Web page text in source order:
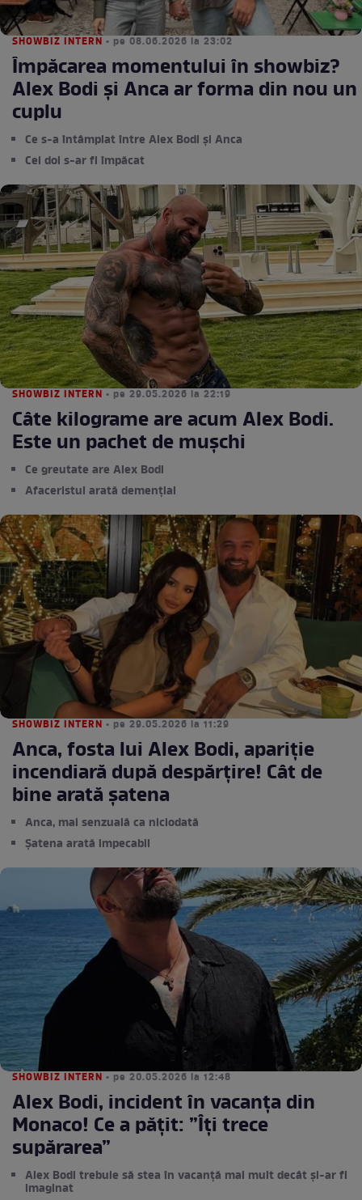
SHOWBIZ INTERN • pe 08.06.2026 la 23:02
Împăcarea momentului în showbiz?
Alex Bodi și Anca ar forma din nou un
cuplu
Ce s-a întâmplat între Alex Bodi și Anca
Cei doi s-ar fi împăcat
SHOWBIZ INTERN • pe 29.05.2026 la 22:19
Câte kilograme are acum Alex Bodi.
Este un pachet de mușchi
Ce greutate are Alex Bodi
Afaceristul arată demențial
SHOWBIZ INTERN • pe 29.05.2026 la 11:29
Anca, fosta lui Alex Bodi, apariție
incendiară după despărțire! Cât de
bine arată șatena
Anca, mai senzuală ca niciodată
Șatena arată impecabil
SHOWBIZ INTERN • pe 20.05.2026 la 12:48
Alex Bodi, incident în vacanța din
Monaco! Ce a pățit: ”Îți trece
supărarea”
Alex Bodi trebuie să stea în vacanță mai mult decât și-ar fi
imaginat